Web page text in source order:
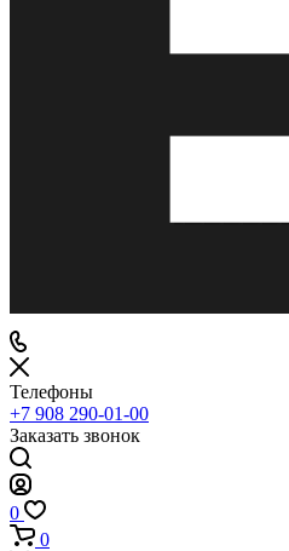
Телефоны
+7 908 290-01-00
Заказать звонок
0
0